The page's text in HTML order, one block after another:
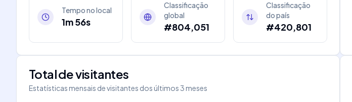
Tempo no local
1m 56s
Classificação
global
#804,051
Classificação
do país
#420,801
Total de visitantes
Estatísticas mensais de visitantes dos últimos 3 meses